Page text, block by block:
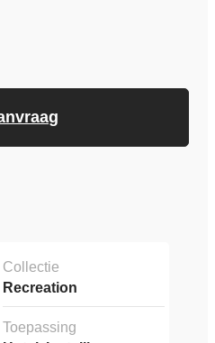
Collectie
Recreation
Toepassing